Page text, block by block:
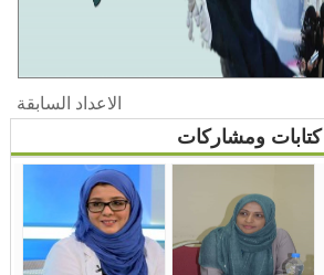
الاعداد السابقة
كتابات ومشاركات